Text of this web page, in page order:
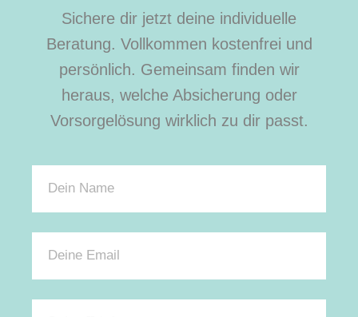
Sichere dir jetzt deine individuelle
Beratung. Vollkommen kostenfrei und
persönlich. Gemeinsam finden wir
heraus, welche Absicherung oder
Vorsorgelösung wirklich zu dir passt.